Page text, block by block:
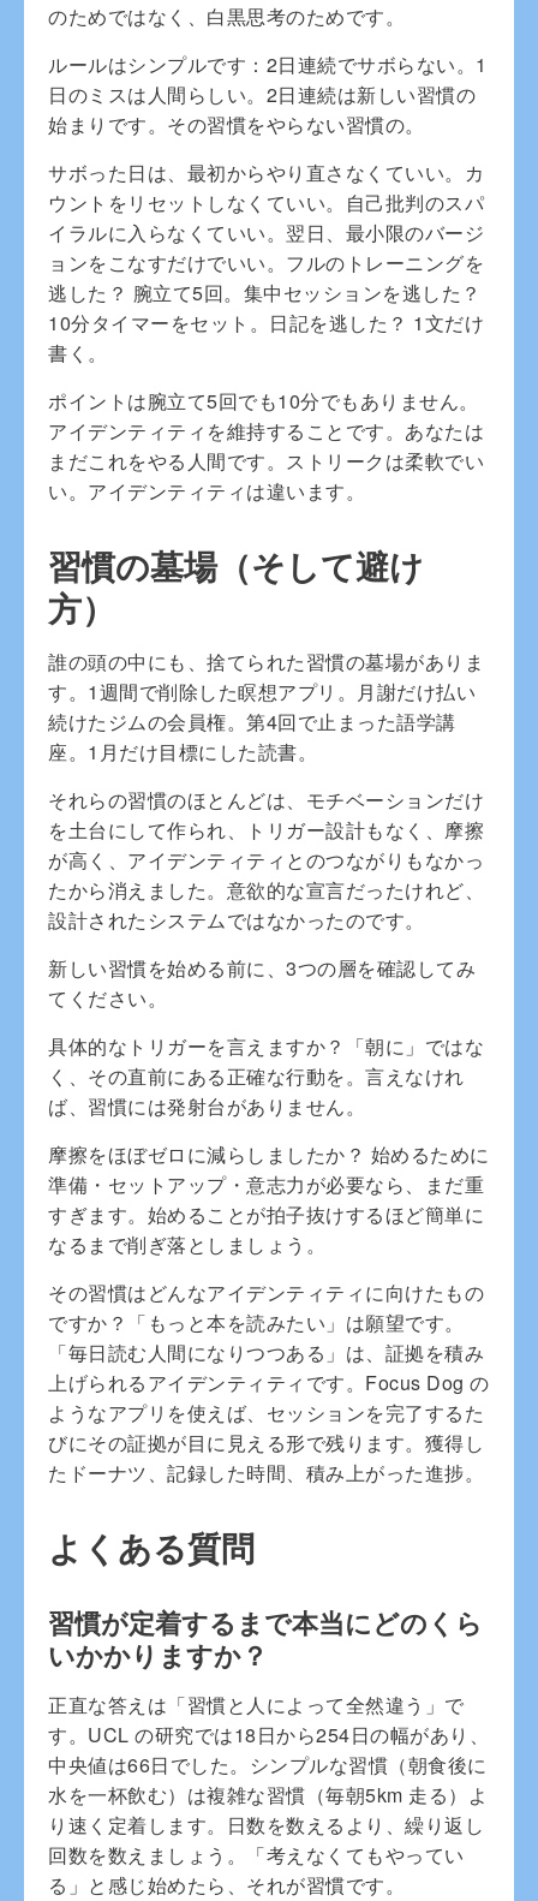
のためではなく、白黒思考のためです。
ルールはシンプルです：2日連続でサボらない。1
日のミスは人間らしい。2日連続は新しい習慣の
始まりです。その習慣をやらない習慣の。
サボった日は、最初からやり直さなくていい。カ
ウントをリセットしなくていい。自己批判のスパ
イラルに入らなくていい。翌日、最小限のバージ
ョンをこなすだけでいい。フルのトレーニングを
逃した？ 腕立て5回。集中セッションを逃した？
10分タイマーをセット。日記を逃した？ 1文だけ
書く。
ポイントは腕立て5回でも10分でもありません。
アイデンティティを維持することです。あなたは
まだこれをやる人間です。ストリークは柔軟でい
い。アイデンティティは違います。
習慣の墓場（そして避け
方）
誰の頭の中にも、捨てられた習慣の墓場がありま
す。1週間で削除した瞑想アプリ。月謝だけ払い
続けたジムの会員権。第4回で止まった語学講
座。1月だけ目標にした読書。
それらの習慣のほとんどは、モチベーションだけ
を土台にして作られ、トリガー設計もなく、摩擦
が高く、アイデンティティとのつながりもなかっ
たから消えました。意欲的な宣言だったけれど、
設計されたシステムではなかったのです。
新しい習慣を始める前に、3つの層を確認してみ
てください。
具体的なトリガーを言えますか？「朝に」ではな
く、その直前にある正確な行動を。言えなけれ
ば、習慣には発射台がありません。
摩擦をほぼゼロに減らしましたか？ 始めるために
準備・セットアップ・意志力が必要なら、まだ重
すぎます。始めることが拍子抜けするほど簡単に
なるまで削ぎ落としましょう。
その習慣はどんなアイデンティティに向けたもの
ですか？「もっと本を読みたい」は願望です。
「毎日読む人間になりつつある」は、証拠を積み
上げられるアイデンティティです。Focus Dog の
ようなアプリを使えば、セッションを完了するた
びにその証拠が目に見える形で残ります。獲得し
たドーナツ、記録した時間、積み上がった進捗。
よくある質問
習慣が定着するまで本当にどのくら
いかかりますか？
正直な答えは「習慣と人によって全然違う」で
す。UCL の研究では18日から254日の幅があり、
中央値は66日でした。シンプルな習慣（朝食後に
水を一杯飲む）は複雑な習慣（毎朝5km 走る）よ
り速く定着します。日数を数えるより、繰り返し
回数を数えましょう。「考えなくてもやってい
る」と感じ始めたら、それが習慣です。